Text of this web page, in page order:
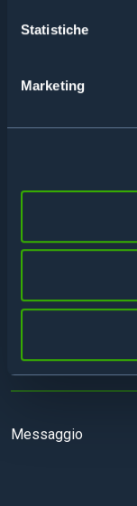
Statistiche
Marketing
Compila il